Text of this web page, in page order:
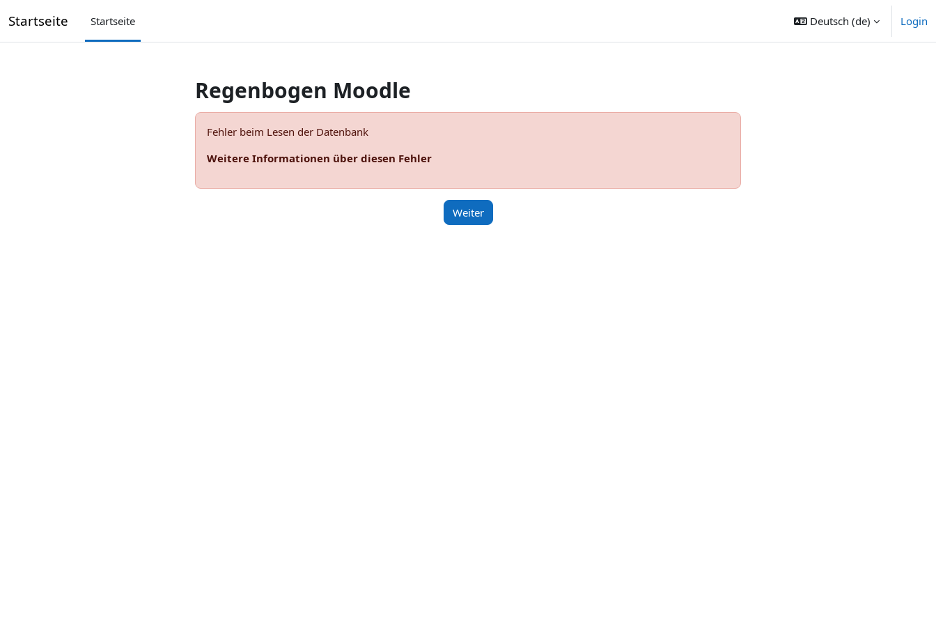
Startseite Startseite Deutsch ‎(de)‎ Login
Regenbogen Moodle
Fehler beim Lesen der Datenbank
Weitere Informationen über diesen Fehler
Weiter